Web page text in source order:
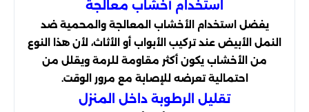
استخدام أخشاب معالجة
يفضل استخدام الأخشاب المعالجة والمحمية ضد
النمل الأبيض عند تركيب الأبواب أو الأثاث، لأن هذا النوع
من الأخشاب يكون أكثر مقاومة للرمة ويقلل من
احتمالية تعرضه للإصابة مع مرور الوقت.
تقليل الرطوبة داخل المنزل